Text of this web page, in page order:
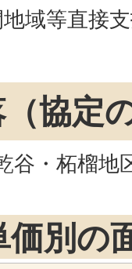
域等直接
協定
谷・柘榴
別の